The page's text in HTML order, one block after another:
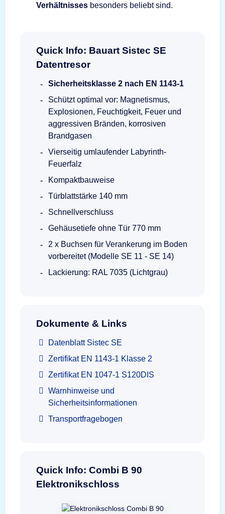
Verhältnisses besonders beliebt sind.
Quick Info: Bauart Sistec SE
Datentresor
Sicherheitsklasse 2 nach EN 1143-1
Schützt optimal vor: Magnetismus,
Explosionen, Feuchtigkeit, Feuer und
aggressiven Bränden, korrosiven
Brandgasen
Vierseitig umlaufender Labyrinth-
Feuerfalz
Kompaktbauweise
Türblattstärke 140 mm
Schnellverschluss
Gehäusetiefe ohne Tür 770 mm
2 x Buchsen für Verankerung im Boden
vorbereitet (Modelle SE 11 - SE 14)
Lackierung: RAL 7035 (Lichtgrau)
Dokumente & Links
Datenblatt Sistec SE
Zertifikat EN 1143-1 Klasse 2
Zertifikat EN 1047-1 S120DIS
Warnhinweise und
Sicherheitsinformationen
Transportfragebogen
Quick Info: Combi B 90
Elektronikschloss